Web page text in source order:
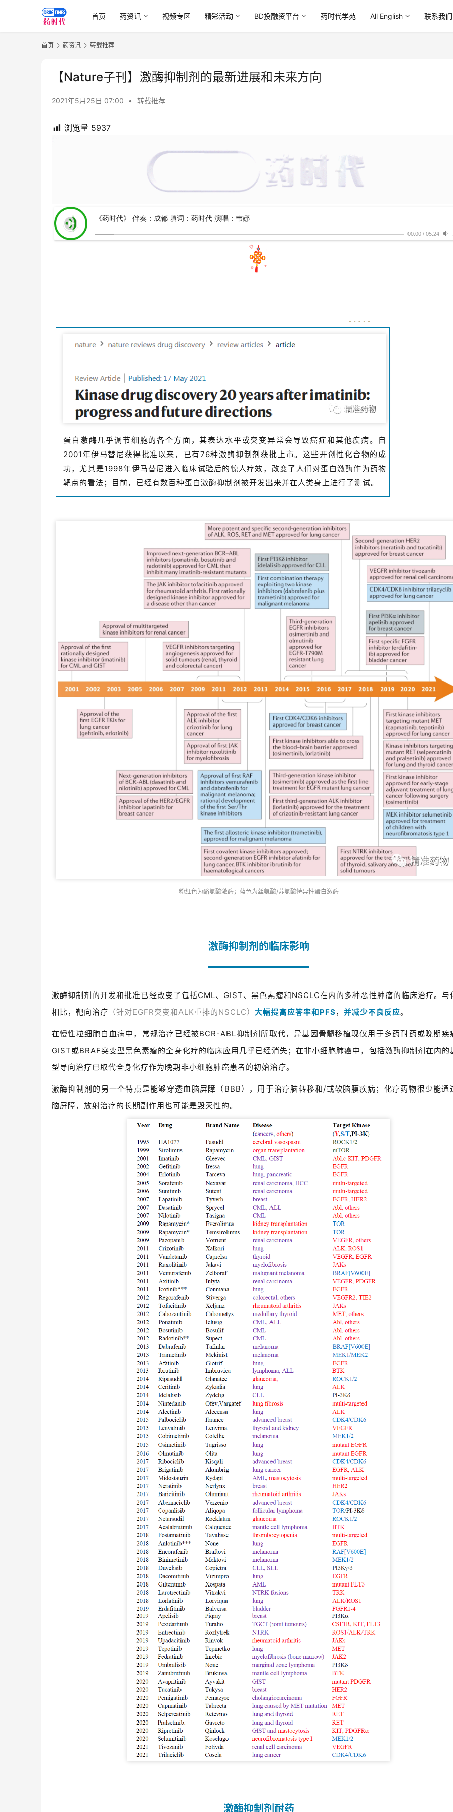
首页 药资讯 视频专区 精彩活动 BD投融资平台 药时代学苑 All English 联系我们
首页 药资讯 转载推荐
【Nature子刊】激酶抑制剂的最新进展和未来方向
2021年5月25日 07:00 • 转载推荐
浏览量 5937
《药时代》 伴奏：成都 填词：药时代 演唱：韦娜
00:00 / 05:24
蛋白激酶几乎调节细胞的各个方面，其表达水平或突变异常会导致癌症和其他疾病。自
2001年伊马替尼获得批准以来，已有76种激酶抑制剂获批上市。这些开创性化合物的成
功，尤其是1998年伊马替尼进入临床试验后的惊人疗效，改变了人们对蛋白激酶作为药物
靶点的看法；目前，已经有数百种蛋白激酶抑制剂被开发出来并在人类身上进行了测试。
粉红色为酪氨酸激酶；蓝色为丝氨酸/苏氨酸特异性蛋白激酶
激酶抑制剂的临床影响
激酶抑制剂的开发和批准已经改变了包括CML、GIST、黑色素瘤和NSCLC在内的多种恶性肿瘤的临床治疗。与
相比，靶向治疗 （针对EGFR突变和ALK重排的NSCLC） 大幅提高应答率和PFS， 并减少不良反应。
在慢性粒细胞白血病中，常规治疗已经被BCR-ABL抑制剂所取代，异基因骨髓移植现仅用于多药耐药或晚期疾
GIST或BRAF突变型黑色素瘤的全身化疗的临床应用几乎已经消失；在非小细胞肺癌中，包括激酶抑制剂在内的
型导向治疗已取代全身化疗作为晚期非小细胞肺癌患者的初始治疗。
激酶抑制剂的另一个特点是能够穿透血脑屏障（BBB），用于治疗脑转移和/或软脑膜疾病；化疗药物很少能通
脑屏障，放射治疗的长期副作用也可能是毁灭性的。
激酶抑制剂耐药